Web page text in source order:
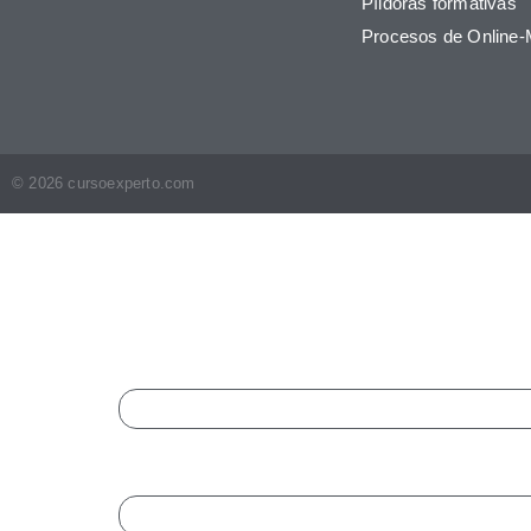
Procesos de Online-
© 2026 cursoexperto.com